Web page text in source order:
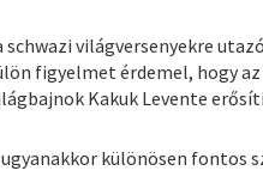
világversenyekre
figyelmet érdemel, hogy
Kakuk Levente
különösen fontos